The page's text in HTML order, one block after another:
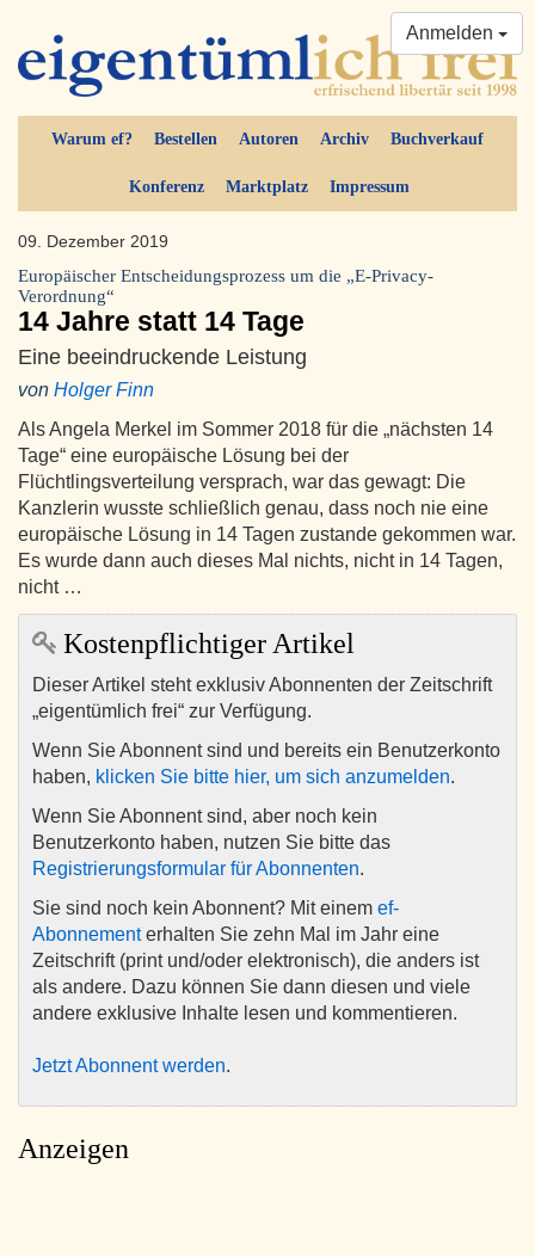
Warum ef? Bestellen Autoren Archiv Buchverkauf
Konferenz Marktplatz Impressum
Anmelden
09. Dezember 2019
Europäischer Entscheidungsprozess um die „E-Privacy-
Verordnung“
14 Jahre statt 14 Tage
Eine beeindruckende Leistung
von Holger Finn
Als Angela Merkel im Sommer 2018 für die „nächsten 14
Tage“ eine europäische Lösung bei der
Flüchtlingsverteilung versprach, war das gewagt: Die
Kanzlerin wusste schließlich genau, dass noch nie eine
europäische Lösung in 14 Tagen zustande gekommen war.
Es wurde dann auch dieses Mal nichts, nicht in 14 Tagen,
nicht …
Kostenpflichtiger Artikel
Dieser Artikel steht exklusiv Abonnenten der Zeitschrift
„eigentümlich frei“ zur Verfügung.
Wenn Sie Abonnent sind und bereits ein Benutzerkonto
haben, klicken Sie bitte hier, um sich anzumelden.
Wenn Sie Abonnent sind, aber noch kein
Benutzerkonto haben, nutzen Sie bitte das
Registrierungsformular für Abonnenten.
Sie sind noch kein Abonnent? Mit einem ef-
Abonnementerhalten Sie zehn Mal im Jahr eine
Zeitschrift (print und/oder elektronisch), die anders ist
als andere. Dazu können Sie dann diesen und viele
andere exklusive Inhalte lesen und kommentieren.
Jetzt Abonnent werden.
Anzeigen